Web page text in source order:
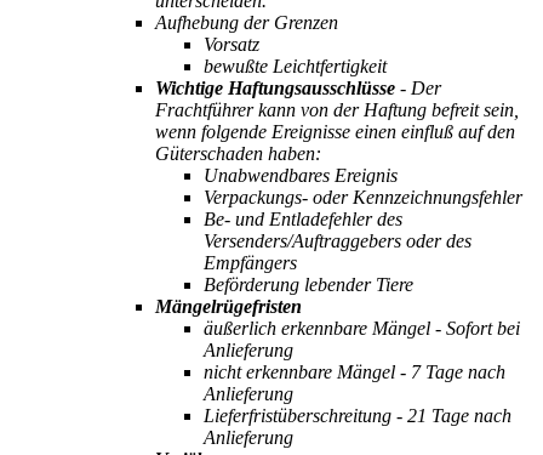
Aufhebung der Grenzen
Vorsatz
bewußte Leichtfertigkeit
Wichtige Haftungsausschlüsse - Der
Frachtführer kann von der Haftung befreit sein,
wenn folgende Ereignisse einen einfluß auf den
Güterschaden haben:
Unabwendbares Ereignis
Verpackungs- oder Kennzeichnungsfehler
Be- und Entladefehler des
Versenders/Auftraggebers oder des
Empfängers
Beförderung lebender Tiere
Mängelrügefristen
äußerlich erkennbare Mängel - Sofort bei
Anlieferung
nicht erkennbare Mängel - 7 Tage nach
Anlieferung
Lieferfristüberschreitung - 21 Tage nach
Anlieferung